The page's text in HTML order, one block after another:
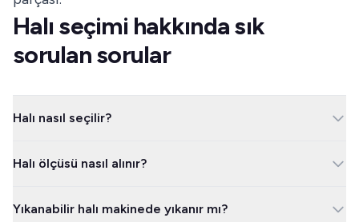
Halı seçimi hakkında sık
sorulan sorular
Halı nasıl seçilir?
ve yıkama maliyetini birlikte değerlendirin. Alışverişi kolaylaştırmak
en son seçin.
Halı ölçüsü nasıl alınır?
sonra en × boy / 10.000 formülüyle m² değerini bulun. Satın
Yıkanabilir halı makinede yıkanır mı?